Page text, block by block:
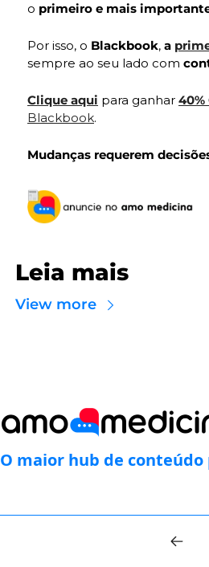
o primeiro e mais
Por isso, o Blackbook, a
sempre ao seu lado com
Clique aqui para ganhar 40%
Blackbook.
Mudanças requerem
Leia mais
View more
O maior hub de